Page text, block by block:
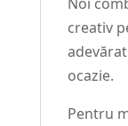
creativ
ocazie.
Pentru